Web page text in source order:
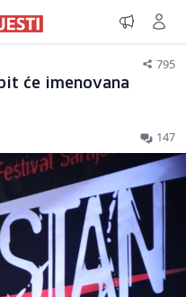
795
će imenovana
147